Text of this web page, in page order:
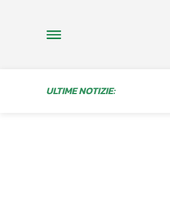
ULTIME NOTIZIE: